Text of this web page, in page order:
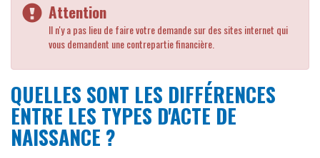
Attention
Il n'y a pas lieu de faire votre demande sur des sites internet qui
vous demandent une contrepartie financière.
QUELLES SONT LES DIFFÉRENCES
ENTRE LES TYPES D'ACTE DE
NAISSANCE ?